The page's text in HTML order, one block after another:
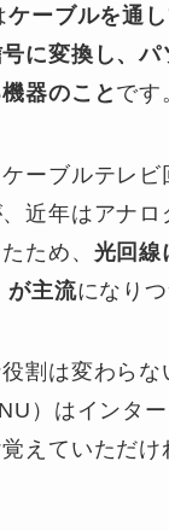
ケーブルを通
に変換し、パ
器のこと です
ーブルテレ
近年はアナ
ため、 光回線
が主流になりつ
割は変わらな
）はインタ
えていただ